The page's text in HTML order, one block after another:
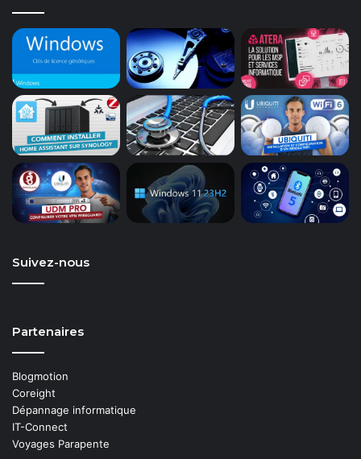
Suivez-nous
Partenaires
Blogmotion
Coreight
Dépannage informatique
IT-Connect
Voyages Parapente